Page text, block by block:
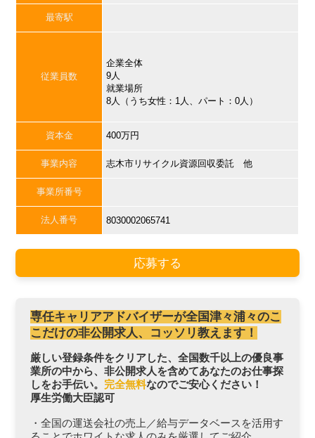
最寄駅
従業員数
企業全体
9人
就業場所
8人（うち女性：1人、パート：0人）
資本金 400万円
事業内容 志木市リサイクル資源回収委託 他
事業所番号
法人番号 8030002065741
応募する
専任キャリアアドバイザーが全国津々浦々のこ
こだけの非公開求人、コッソリ教えます！
厳しい登録条件をクリアした、全国数千以上の優良事
業所の中から、非公開求人を含めてあなたのお仕事探
しをお手伝い。 完全無料なのでご安心ください！
厚生労働大臣認可
・全国の運送会社の売上／給与データベースを活用す